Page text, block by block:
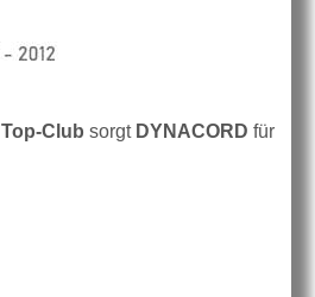
Top-Club sorgt DYNACORD für